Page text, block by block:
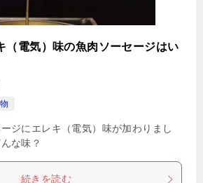
（電気）味の魚肉ソーセージはい
ジにエレキ（電気）味が加わりまし
な味？
続きを読む